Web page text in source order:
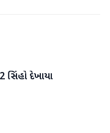
સિંહો દેખાયા